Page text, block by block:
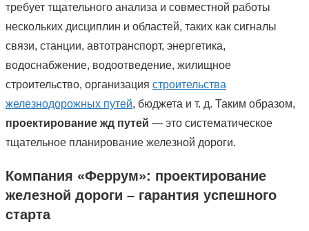
требует тщательного анализа и совместной работы
нескольких дисциплин и областей, таких как сигналы
связи, станции, автотранспорт, энергетика,
водоснабжение, водоотведение, жилищное
строительство, организация строительства
железнодорожных путей, бюджета и т. д. Таким образом,
проектирование жд путей — это систематическое
тщательное планирование железной дороги.
Компания «Феррум»: проектирование
железной дороги – гарантия успешного
старта